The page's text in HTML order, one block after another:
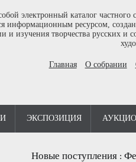
электронный каталог частного
информационным ресурсом,
и изучения творчества русских и
Главная О собрании
ЭКСПОЗИЦИЯ
Новые поступления :